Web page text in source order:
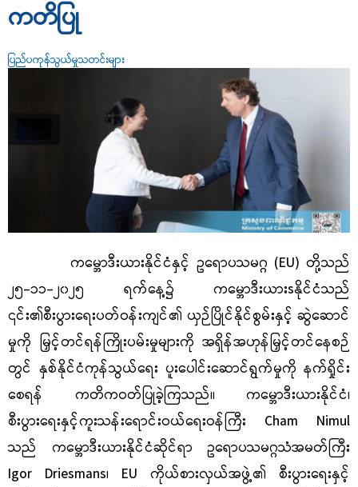
ကတိပြု
ပြည်ပကုန်သွယ်မှုသတင်းများ
ကမ္ဘောဒီးယားနိုင်ငံနှင့် ဥရောပသမဂ္ဂ (EU)တို့သည်
၂၅-၁၁-၂၀၂၅ ရက်နေ့၌ ကမ္ဘောဒီးယားsနိုင်ငံသည်
၎င်း၏စီးပွားရေးပတ်ဝန်းကျင်၏ ယှဉ်ပြိုင်နိုင်စွမ်းနှင့် ဆွဲဆောင်
မှုကို မြှင့်တင်ရန်ကြိုးပမ်းမှုများကို အရှိန်အဟုန်မြှင့်တင်နေစဉ်
တွင် နှစ်နိုင်ငံကုန်သွယ်ရေး ပူးပေါင်းဆောင်ရွက်မှုကို နက်ရှိုင်း
စေရန် ကတိကဝတ်ပြုခဲ့ကြသည်။ ကမ္ဘောဒီးယားနိုင်ငံ၊
စီးပွားရေးနှင့်ကူးသန်းရောင်းဝယ်ရေးဝန်ကြီး Cham Nimul
သည် ကမ္ဘောဒီးယားနိုင်ငံဆိုင်ရာ ဥရောပသမဂ္ဂသံအမတ်ကြီး
Igor Driesmans၊ EU ကိုယ်စားလှယ်အဖွဲ့၏ စီးပွားရေးနှင့်